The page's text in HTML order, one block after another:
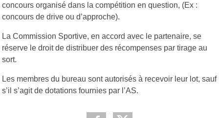
concours organisé dans la compétition en question, (Ex :
concours de drive ou d’approche).
La Commission Sportive, en accord avec le partenaire, se
réserve le droit de distribuer des récompenses par tirage au
sort.
Les membres du bureau sont autorisés à recevoir leur lot, sauf
s’il s’agit de dotations fournies par l’AS.